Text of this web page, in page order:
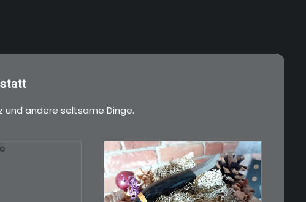
und andere seltsame Dinge.
€39,00